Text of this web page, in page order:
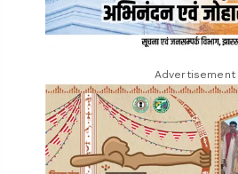
Advertisement